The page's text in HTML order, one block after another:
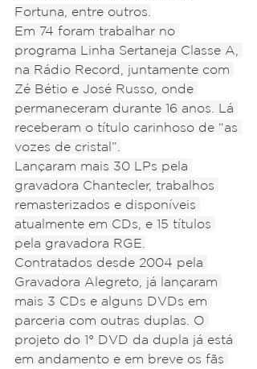
Fortuna, entre outros.
Em 74 foram trabalhar no
programa Linha Sertaneja Classe A,
na Rádio Record, juntamente com
Zé Bétio e José Russo, onde
permaneceram durante 16 anos. Lá
receberam o título carinhoso de “as
vozes de cristal”.
Lançaram mais 30 LPs pela
gravadora Chantecler, trabalhos
remasterizados e disponíveis
atualmente em CDs, e 15 títulos
pela gravadora RGE.
Contratados desde 2004 pela
Gravadora Alegreto, já lançaram
mais 3 CDs e alguns DVDs em
parceria com outras duplas. O
projeto do 1° DVD da dupla já está
em andamento e em breve os fãs